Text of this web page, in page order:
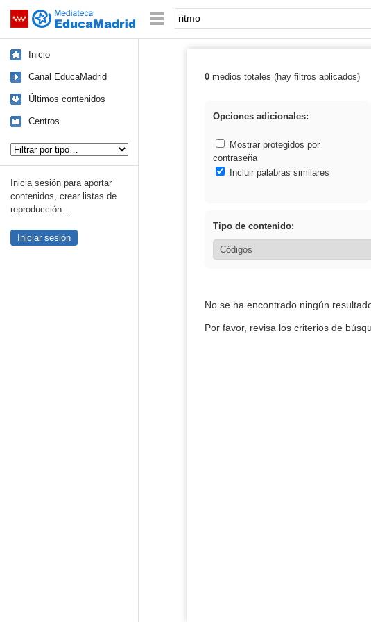
Saltar navegación Palabra o frase:
Inicio
Canal EducaMadrid
Últimos contenidos
Centros
Inicia sesión para aportar
contenidos, crear listas de
reproducción...
Iniciar sesión
Resultados de: ritmo
0medios totales (hay filtros aplicados)
Opciones adicionales:
Mostrar protegidos por
contraseña
Incluir palabras similares
Tipo de contenido:
No se ha encontrado ningún
Por favor, revisa los criterios de